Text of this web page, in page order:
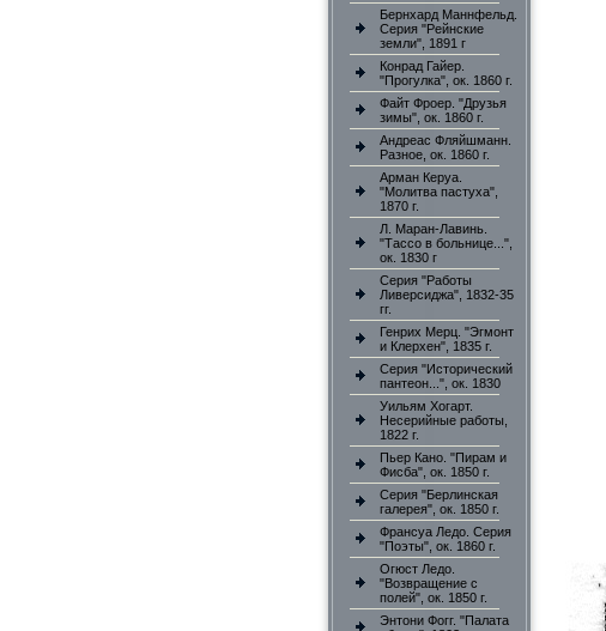
Бернхард Маннфельд.
Серия "Рейнские
земли", 1891 г
Конрад Гайер.
"Прогулка", ок. 1860 г.
Файт Фроер. "Друзья
зимы", ок. 1860 г.
Андреас Фляйшманн.
Разное, ок. 1860 г.
Арман Керуа.
"Молитва пастуха",
1870 г.
Л. Маран-Лавинь.
"Тассо в больнице...",
ок. 1830 г
Серия "Работы
Ливерсиджа", 1832-35
гг.
Генрих Мерц. "Эгмонт
и Клерхен", 1835 г.
Серия "Исторический
пантеон...", ок. 1830
Уильям Хогарт.
Несерийные работы,
1822 г.
Пьер Кано. "Пирам и
Фисба", ок. 1850 г.
Серия "Берлинская
галерея", ок. 1850 г.
Франсуа Ледо. Серия
"Поэты", ок. 1860 г.
Огюст Ледо.
"Возвращение с
полей", ок. 1850 г.
Энтони Фогг. "Палата